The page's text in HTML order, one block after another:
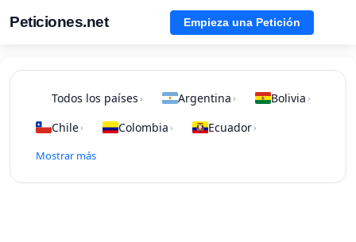
Peticiones.net Empieza una Petición
Todos los países › Argentina › Bolivia ›
Chile› Colombia › Ecuador›
Mostrar más